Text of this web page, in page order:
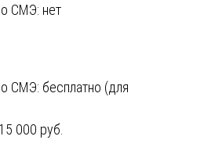
СМЭ: нет
СМЭ: бесплатно (для
000 руб.